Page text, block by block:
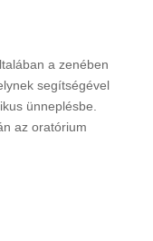
a zenében
segítségével
ünneplésbe.
az oratórium